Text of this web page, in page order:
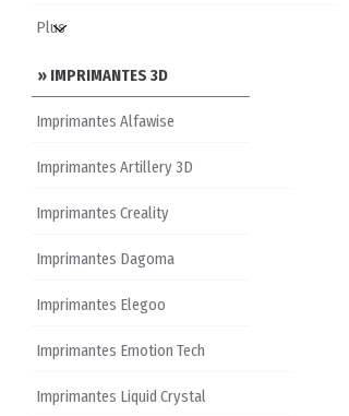
» IMPRIMANTES 3D
Imprimantes Alfawise
Imprimantes Artillery 3D
Imprimantes Creality
Imprimantes Dagoma
Imprimantes Elegoo
Imprimantes Emotion Tech
Imprimantes Liquid Crystal